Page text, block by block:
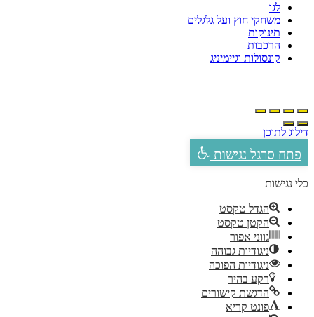
לגו
משחקי חוץ ועל גלגלים
תינוקות
הרכבות
קונסולות וגיימיניג
לתוכן
פתח סרגל נגישות
נגישות
הגדל טקסט
הקטן טקסט
גווני אפור
ניגודיות גבוהה
ניגודיות הפוכה
רקע בהיר
הדגשת קישורים
פונט קריא